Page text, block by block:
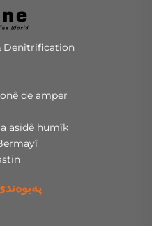
Denitrification
de amper
asîdê humîk